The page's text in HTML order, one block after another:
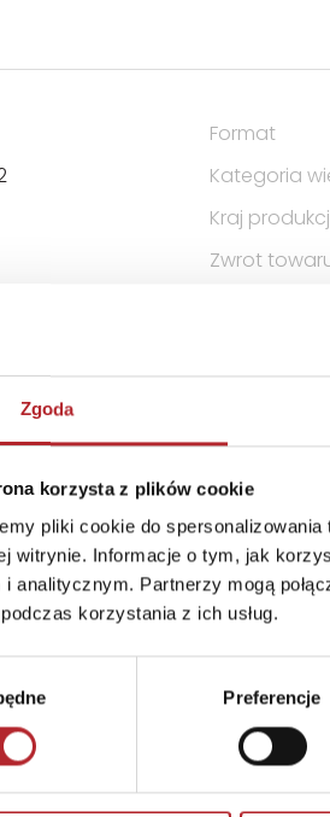
Zgoda
korzysta z plików cookie
pliki cookie do
witrynie. Informacje o tym, jak
i analitycznym. Partnerzy mogą
korzystania z ich usług.
Preferencje
Format
Kategoria
Kraj
Zwrot
18A